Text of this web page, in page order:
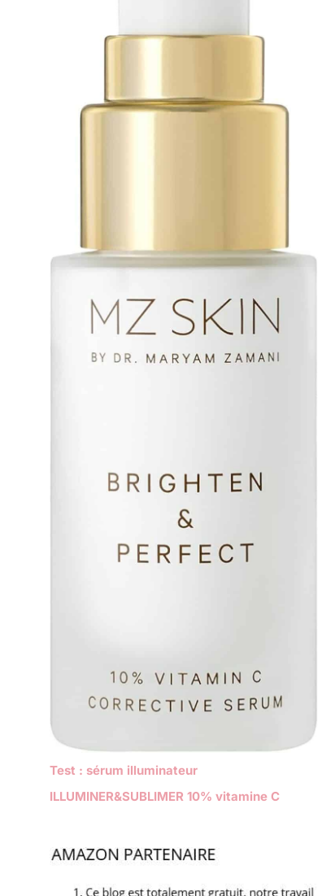
Test : sérum illuminateur
ILLUMINER&SUBLIMER 10% vitamine C